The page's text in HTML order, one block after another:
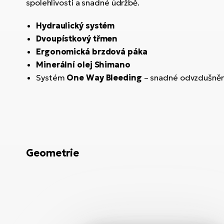
spolehlivosti a snadné údržbě.
Hydraulický systém
Dvoupístkový třmen
Ergonomická brzdová páka
Minerální olej Shimano
Systém One Way Bleeding – snadné
Geometrie